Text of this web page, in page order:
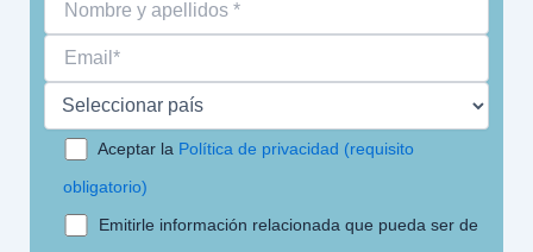
Aceptar la Política de privacidad (requisito
obligatorio)
Emitirle información relacionada que pueda ser de